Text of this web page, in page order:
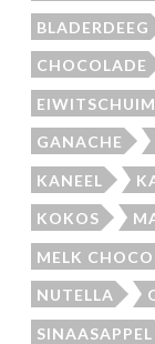
BLADERDEEG
CHOCOLADE
EIWITSCHUIM
GANACHE
KANEEL
KOKOS
MELK
NUTELLA
SINAASAPPEL